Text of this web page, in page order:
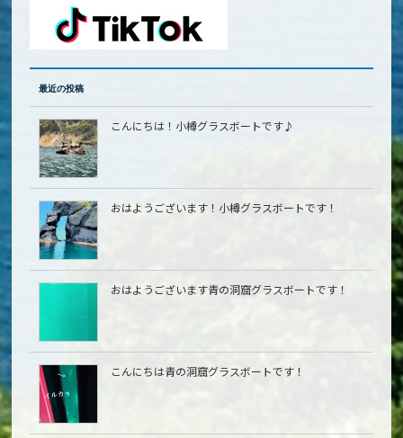
最近の投稿
こんにちは！小樽グラスボートです♪
おはようございます！小樽グラスボートです！
おはようございます青の洞窟グラスボートです！
こんにちは青の洞窟グラスボートです！